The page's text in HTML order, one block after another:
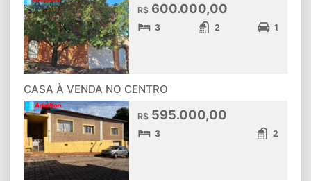
R$ 600.000,00
3 2 1
CASA À VENDA NO CENTRO
R$ 595.000,00
3 2